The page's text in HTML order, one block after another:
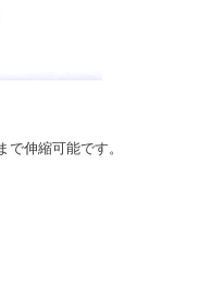
伸縮可能です。